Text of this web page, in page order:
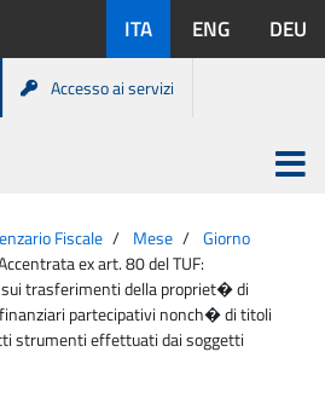
disponibili:
ITA ENG DEU
Accesso ai servizi
Apri
menu
Fiscale Mese
Giorno
ex art. 80 del TUF:
trasferimenti della propriet� di
partecipativi nonch� di titoli
strumenti effettuati dai soggetti